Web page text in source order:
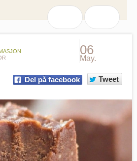
06
May.
Del på facebook Tweet